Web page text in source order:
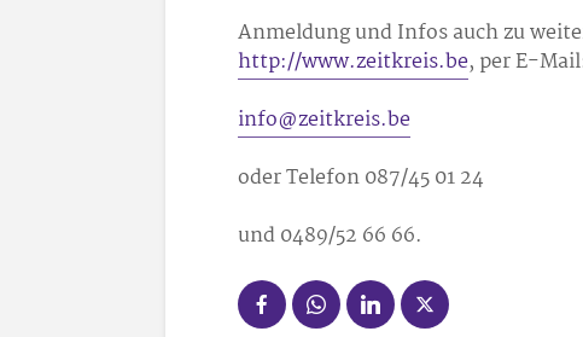
Anmeldung und Infos auch zu
http://www.zeitkreis.be, per E-
info@zeitkreis.be
oder Telefon 087/45 01 24
und 0489/52 66 66.